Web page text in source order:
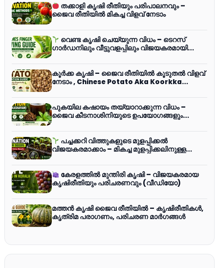
തക്കാളി കൃഷി രീതിയും പരിപാലനവും –
ജൈവ രീതിയിൽ മികച്ച വിളവ് നേടാം
വെണ്ട കൃഷി ചെയ്യുന്ന വിധം – ടെറസ്
ഗാർഡനിലും വീട്ടുവളപ്പിലും വിജയകരമായി
കൂർക്ക കൃഷി – ജൈവ രീതിയിൽ കൂടുതൽ വിളവ്
നേടാം , Chinese Potato Aka Koorkka
പുകയില കഷായം തയ്യാറാക്കുന്ന വിധം –
ജൈവ കീടനാശിനിയുടെ ഉപയോഗങ്ങളും
പച്ചക്കറി വിത്തുകളുടെ മുളപ്പിക്കൽ
വിജയകരമാക്കാം – മികച്ച മുളപ്പിക്കലിനുള്ള
കേരളത്തിൽ മുന്തിരി കൃഷി – വിജയകരമായ
കൃഷിരീതിയും പരിചരണവും (വീഡിയോ)
മത്തന്‍ കൃഷി ജൈവ രീതിയില്‍ – കൃഷിരീതികള്‍,
കൃത്രിമ പരാഗണം, പരിചരണ മാര്‍ഗങ്ങള്‍